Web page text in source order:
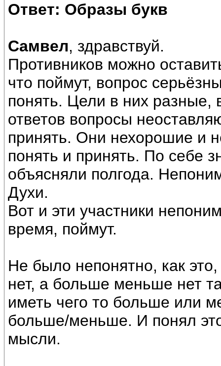
Ответ: Образы букв
Самвел, здравствуй.
Противников можно
что поймут, вопрос
понять. Цели в них разные,
ответов вопросы
принять. Они нехорошие и
понять и принять. По себе
объясняли полгода.
Духи.
Вот и эти участники
время, поймут.
Не было непонятно, как
нет, а больше меньше нет
иметь чего то больше или
больше/меньше. И понял
мысли.